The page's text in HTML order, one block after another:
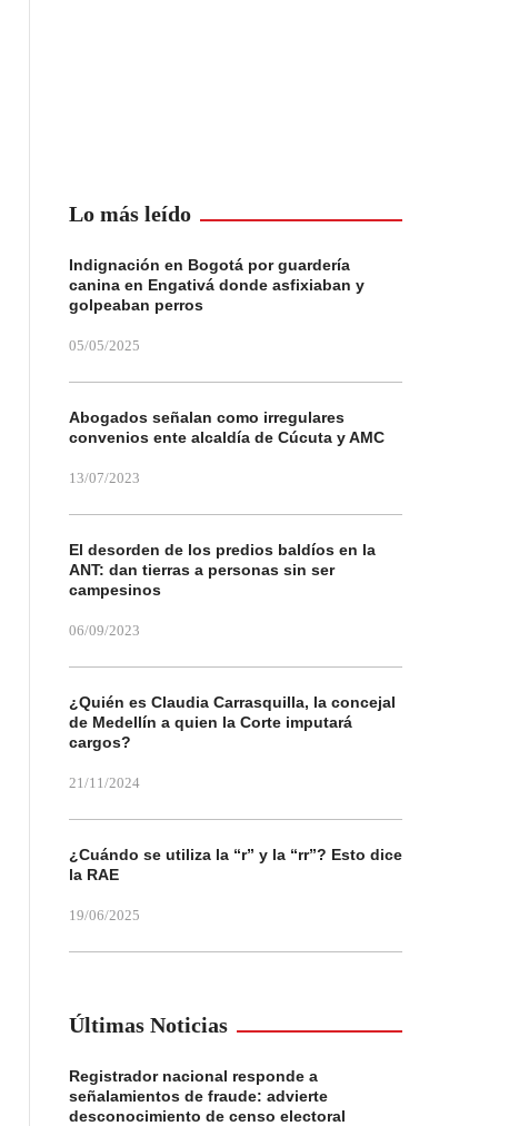
Lo más leído
Indignación en Bogotá por guardería
canina en Engativá donde asfixiaban y
golpeaban perros
05/05/2025
Abogados señalan como irregulares
convenios ente alcaldía de Cúcuta y AMC
13/07/2023
El desorden de los predios baldíos en la
ANT: dan tierras a personas sin ser
campesinos
06/09/2023
¿Quién es Claudia Carrasquilla, la concejal
de Medellín a quien la Corte imputará
cargos?
21/11/2024
¿Cuándo se utiliza la “r” y la “rr”? Esto dice
la RAE
19/06/2025
Últimas Noticias
Registrador nacional responde a
señalamientos de fraude: advierte
desconocimiento de censo electoral